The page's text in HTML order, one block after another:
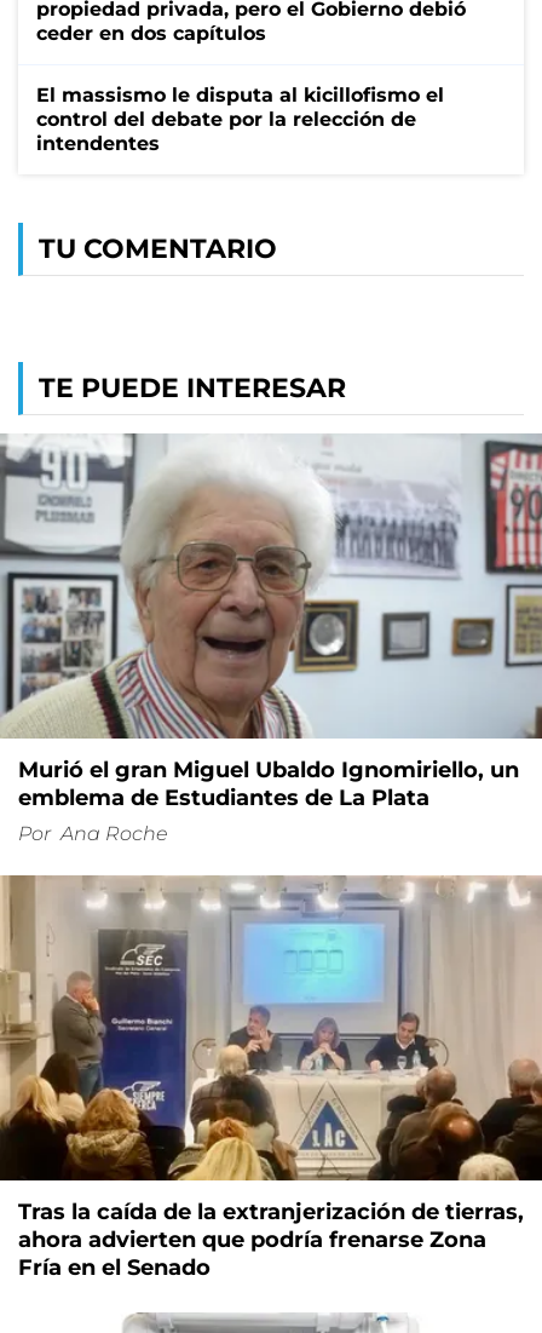
propiedad privada, pero el Gobierno debió
ceder en dos capítulos
El massismo le disputa al kicillofismo el
control del debate por la relección de
intendentes
TU COMENTARIO
TE PUEDE INTERESAR
Murió el gran Miguel Ubaldo Ignomiriello, un
emblema de Estudiantes de La Plata
Por Ana Roche
Tras la caída de la extranjerización de tierras,
ahora advierten que podría frenarse Zona
Fría en el Senado